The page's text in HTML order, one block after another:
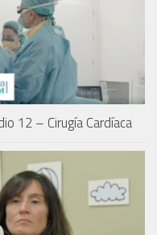
12 – Cirugía Cardíaca